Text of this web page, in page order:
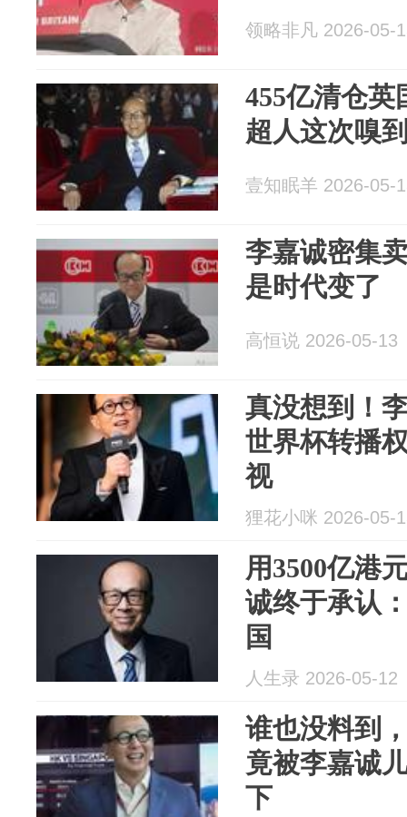
领略非凡 2026-05-
455亿清仓英
超人这次嗅
壹知眠羊 2026-05-
李嘉诚密集
是时代变了
高恒说 2026-05-13
真没想到！
世界杯转播
视
狸花小咪 2026-05-
用3500亿港
诚终于承认
国
人生录 2026-05-12
谁也没料到
竟被李嘉诚
下